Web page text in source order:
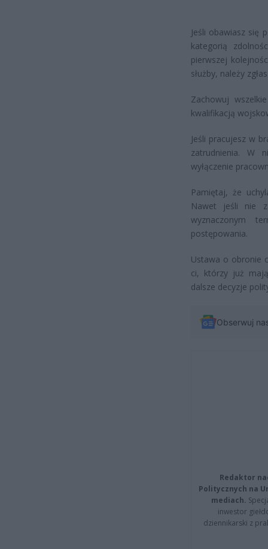
Jeśli obawiasz się
kategorią
pierwszej
służby, należy
Zachowuj
kwalifikacją
Jeśli pracujesz w
zatrudnienia. W
wyłączenie
Pamiętaj, że
Nawet jeśli nie
wyznaczonym
postępowania.
Ustawa o obronie
ci, którzy już
dalsze decyzje
Obserwuj
Redaktor
Politycznych na
mediach.
inwestor
dziennikarski z